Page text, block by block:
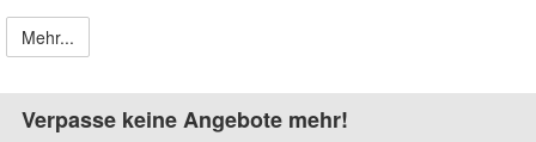
Mehr...
Verpasse keine Angebote mehr!